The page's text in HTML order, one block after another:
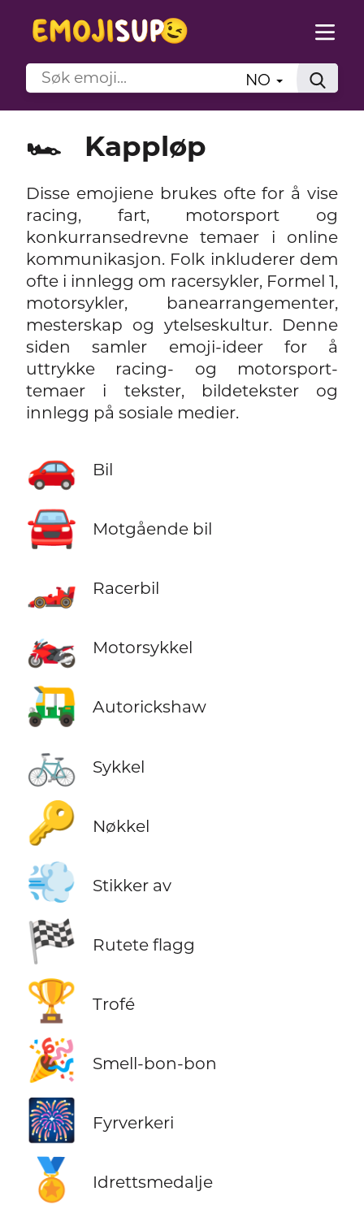
NO
🏎️ Kappløp
Disse emojiene brukes ofte for å vise
racing, fart, motorsport og
konkurransedrevne temaer i online
kommunikasjon. Folk inkluderer dem
ofte i innlegg om racersykler, Formel 1,
motorsykler, banearrangementer,
mesterskap og ytelseskultur. Denne
siden samler emoji-ideer for å
uttrykke racing- og motorsport-
temaer i tekster, bildetekster og
innlegg på sosiale medier.
🚗 Bil
🚘 Motgående bil
🏎️ Racerbil
🏍️ Motorsykkel
🛺 Autorickshaw
🚲 Sykkel
🔑 Nøkkel
💨 Stikker av
🏁 Rutete flagg
🏆 Trofé
🎉 Smell-bon-bon
🎆 Fyrverkeri
🏅 Idrettsmedalje